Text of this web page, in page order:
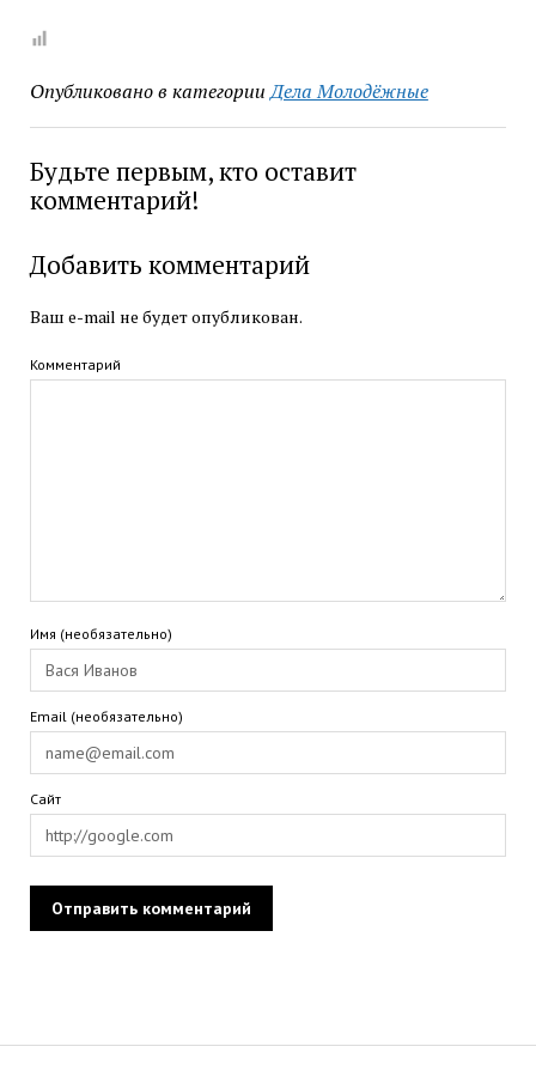
Опубликовано в категории Дела Молодёжные
Будьте первым, кто оставит
комментарий!
Добавить комментарий
Ваш e-mail не будет опубликован.
Комментарий
Имя (необязательно)
Email (необязательно)
Сайт